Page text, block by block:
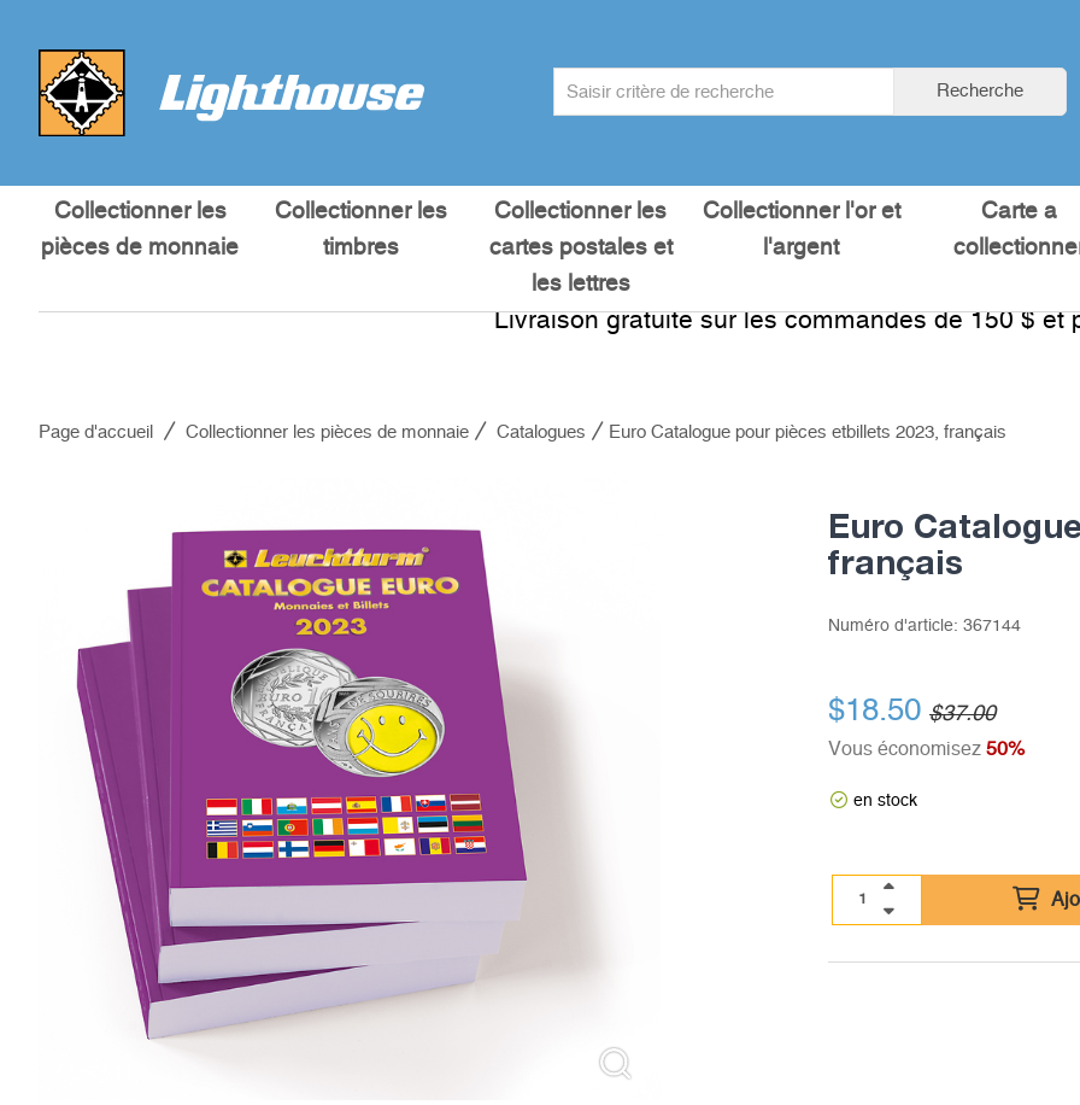
Recherche
Collectionner les
pièces de monnaie
Collectionner les
timbres
Collectionner les
cartes postales et
les lettres
Collectionner l'or et
l'argent
Carte a
Livraison gratuite sur les commandes de 150 $ et
Page d'accueil Collectionner les pièces de monnaie Catalogues Euro Catalogue pour pièces etbillets 2023, français
Euro
français
Numéro d'article: 367144
$18.50 $37.00
Vous économisez 50%
en stock